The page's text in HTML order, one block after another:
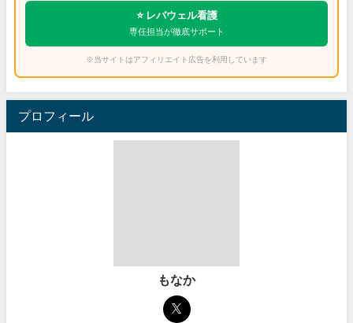
⭐ レバウェル看護
専任担当が徹底サポート
※当サイトはアフィリエイト広告を利用しています
プロフィール
もなか